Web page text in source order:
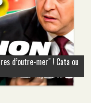
d’outre-mer" ! Cata ou